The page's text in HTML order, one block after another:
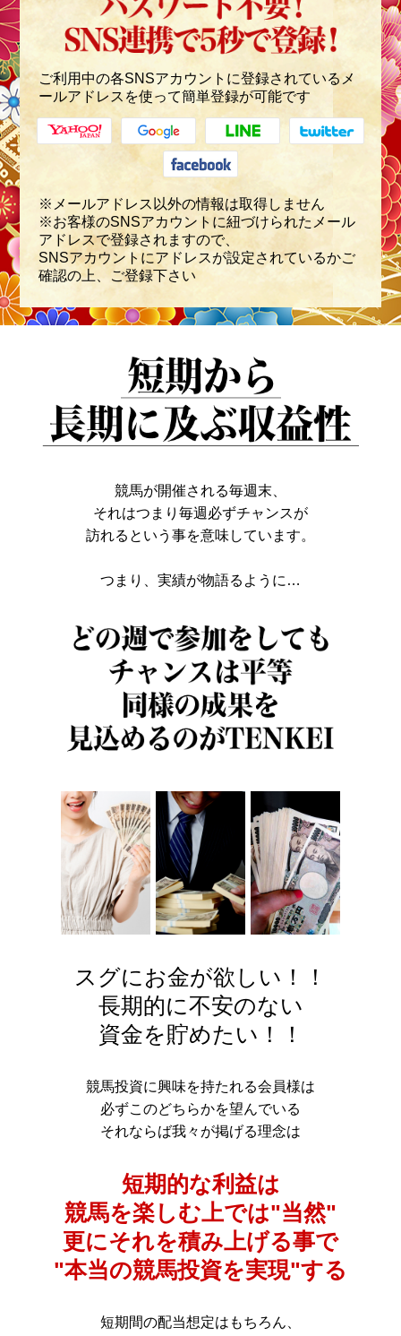
ご利用中の各SNSアカウントに登録されているメ
ールアドレスを使って簡単登録が可能です
※メールアドレス以外の情報は取得しません
※お客様のSNSアカウントに紐づけられたメール
アドレスで登録されますので、
SNSアカウントにアドレスが設定されているかご
確認の上、ご登録下さい
競馬が開催される毎週末、
それはつまり毎週必ずチャンスが
訪れるという事を意味しています。
つまり、実績が物語るように…
スグにお金が欲しい！！
長期的に不安のない
資金を貯めたい！！
競馬投資に興味を持たれる会員様は
必ずこのどちらかを望んでいる
それならば我々が掲げる理念は
短期的な利益は
競馬を楽しむ上では"当然"
更にそれを積み上げる事で
"本当の競馬投資を実現"する
短期間の配当想定はもちろん、